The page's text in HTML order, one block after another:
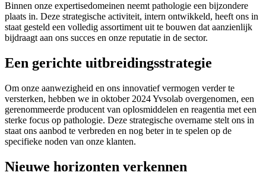
Binnen onze expertisedomeinen neemt pathologie een bijzondere
plaats in. Deze strategische activiteit, intern ontwikkeld, heeft ons in
staat gesteld een volledig assortiment uit te bouwen dat aanzienlijk
bijdraagt aan ons succes en onze reputatie in de sector.
Een gerichte uitbreidingsstrategie
Om onze aanwezigheid en ons innovatief vermogen verder te
versterken, hebben we in oktober 2024 Yvsolab overgenomen, een
gerenommeerde producent van oplosmiddelen en reagentia met een
sterke focus op pathologie. Deze strategische overname stelt ons in
staat ons aanbod te verbreden en nog beter in te spelen op de
specifieke noden van onze klanten.
Nieuwe horizonten verkennen